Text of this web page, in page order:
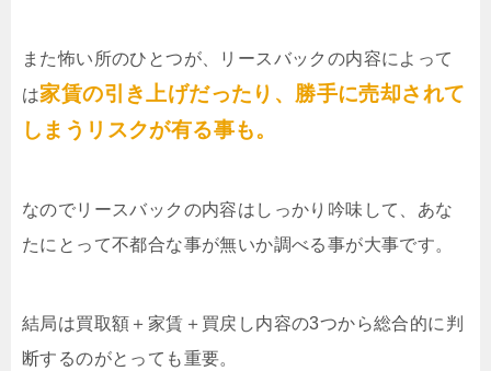
また怖い所のひとつが、リースバックの内容によって
は家賃の引き上げだったり、勝手に売却されて
しまうリスクが有る事も。
なのでリースバックの内容はしっかり吟味して、あな
たにとって不都合な事が無いか調べる事が大事です。
結局は買取額＋家賃＋買戻し内容の3つから総合的に判
断するのがとっても重要。